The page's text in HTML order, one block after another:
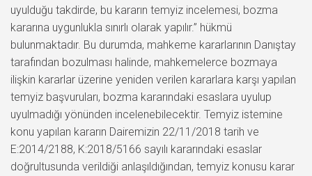
uyulduğu takdirde, bu kararın temyiz incelemesi, bozma
kararına uygunlukla sınırlı olarak yapılır.” hükmü
bulunmaktadır. Bu durumda, mahkeme kararlarının Danıştay
tarafından bozulması halinde, mahkemelerce bozmaya
ilişkin kararlar üzerine yeniden verilen kararlara karşı yapılan
temyiz başvuruları, bozma kararındaki esaslara uyulup
uyulmadığı yönünden incelenebilecektir. Temyiz istemine
konu yapılan kararın Dairemizin 22/11/2018 tarih ve
E:2014/2188, K:2018/5166 sayılı kararındaki esaslar
doğrultusunda verildiği anlaşıldığından, temyiz konusu karar